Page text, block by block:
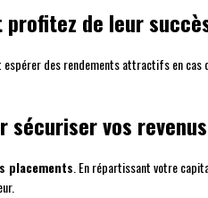
de leur
espérer des rendements attractifs en
sécuriser vos
placements . En répartissant votre